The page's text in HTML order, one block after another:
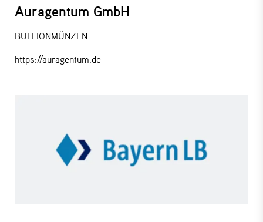
Auragentum GmbH
BULLIONMÜNZEN
https://auragentum.de